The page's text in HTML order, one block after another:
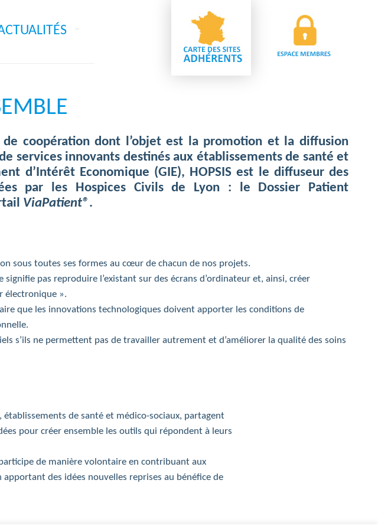
de coopération dont l’objet est la promotion et la diffusion
services innovants destinés aux établissements de santé et
d’Intérêt Economique (GIE), HOPSIS est le diffuseur des
par les Hospices Civils de Lyon : le Dossier Patient
ViaPatient®.
sous toutes ses formes au cœur de chacun de nos projets.
signifie pas reproduire l’existant sur des écrans d’ordinateur et, ainsi, créer
électronique ».
que les innovations technologiques doivent apporter les conditions de
s’ils ne permettent pas de travailler autrement et d’améliorer la qualité des soins
établissements de santé et médico-sociaux, partagent
pour créer ensemble les outils qui répondent à leurs
de manière volontaire en contribuant aux
des idées nouvelles reprises au bénéfice de